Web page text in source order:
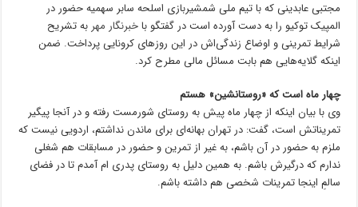
مجتبی عابدینی که با تیم ملی شمشیربازی اسلحه سابر سهمیه حضور در
المپیک توکیو را به دست آورده است در گفتگو باخبرنگار مهربه تشریح
شرایط تمرینی و اوضاع زندگی‌اش در این روزهای کرونایی پرداخت. ضمن
اینکه گلایه‌هایی هم بابت مسائل مالی مطرح کرد.
چهار ماه است که «روستانشین» هستم
وی با بیان اینکه از چهار ماه پیش به روستای شورمست رفته و در آنجا پیگیر
تمریناتش است، گفت: در تهران بهانه‌ای برای ماندن نداشتم، اردویی نیست که
ملزم به حضور در آن باشم، به غیر از تمرین و حضور در مسابقات هم شغلی
ندارم که درگیرش باشم. به همین دلیل به روستای پدری ام آمدم تا در فضای
سالمِ اینجا تمرینات شخصی هم داشته باشم.